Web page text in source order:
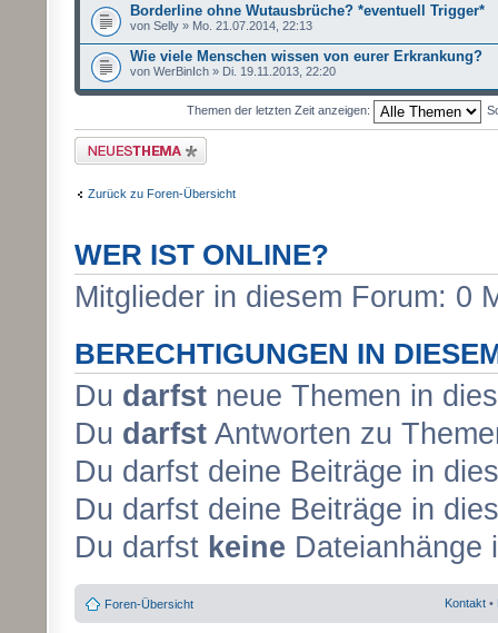
Borderline ohne Wutausbrüche? *eventuell Trigger*
von Selly » Mo. 21.07.2014, 22:13
Wie viele Menschen wissen von eurer Erkrankung?
von WerBinIch » Di. 19.11.2013, 22:20
Themen der letzten Zeit anzeigen:
Neues Thema erstellen
Zurück zu Foren-Übersicht
WER IST ONLINE?
Mitglieder in diesem Forum: 0
BERECHTIGUNGEN IN
Du darfst neue Themen in
Du darfst Antworten zu
Du darfst deine Beiträge in
Du darfst deine Beiträge in
Du darfst keine Dateianhänge
Foren-Übersicht Kontakt •